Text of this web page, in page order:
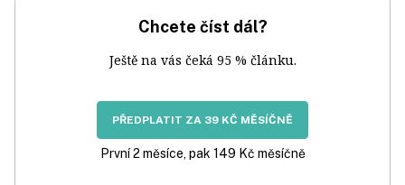
Chcete číst dál?
Ještě na vás čeká 95 % článku.
PŘEDPLATIT ZA 39 KČ MĚSÍČNĚ
První 2 měsíce, pak 149 Kč měsíčně